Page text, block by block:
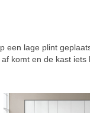
een lage plint
komt en de kast iets